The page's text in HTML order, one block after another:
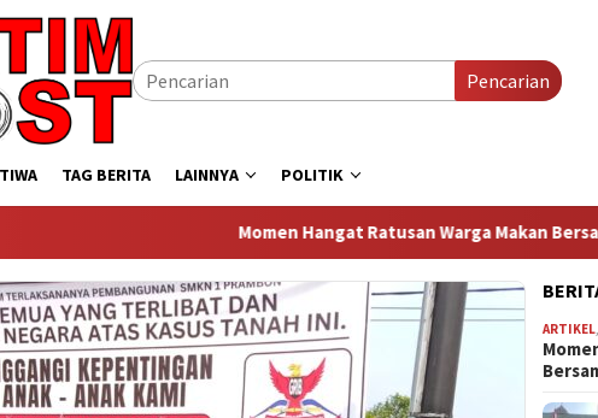
Pencarian
TAG BERITA LAINNYA POLITIK
Momen Hangat Ratusan Warga Makan Bersama di
ARTIKEL,